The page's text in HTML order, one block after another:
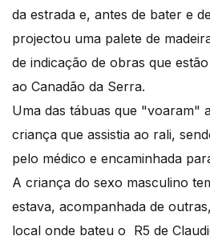
da estrada e, antes de bater e
projectou uma palete de
de indicação de obras que
ao Canadão da Serra.
Uma das tábuas que "voaram"
criança que assistia ao rali,
pelo médico e encaminhada
A criança do sexo masculino
estava, acompanhada de
local onde bateu o R5 de